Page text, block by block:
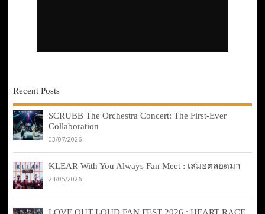
Recent Posts
SCRUBB The Orchestra Concert: The First-Ever
Collaboration
03/07/2026
KLEAR With You Always Fan Meet : เสมอตลอดมา
24/05/2026